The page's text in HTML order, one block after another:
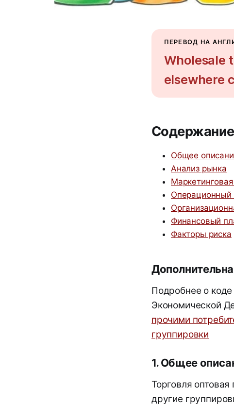
ПЕРЕВОД НА
Wholesale
elsewhere
Содержание
Общее
Анализ рынка
Маркетинговая
Операционный
Финансовый
Факторы риска
Подробнее о
Экономической
прочими
группировки
1. Общее
Торговля
другие